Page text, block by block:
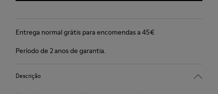
Entrega normal grátis para encomendas a 45€
Período de 2 anos de garantia.
Descrição